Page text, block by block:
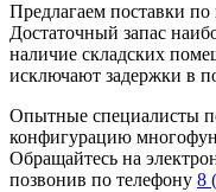
Предлагаем поставки
Достаточный запас
наличие складских
исключают задержки в
Опытные специалисты
конфигурацию
Обращайтесь на
позвонив по телефону 8